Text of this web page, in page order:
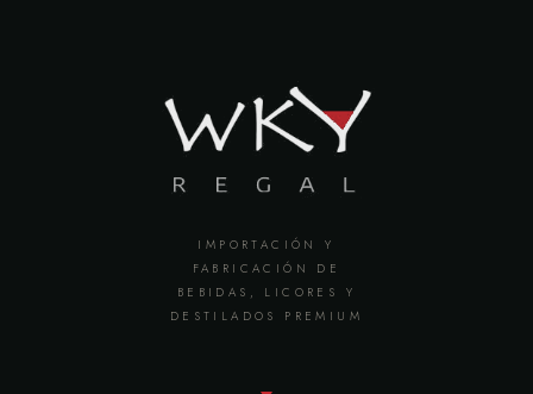
IMPORTACIÓN Y
FABRICACIÓN DE
BEBIDAS, LICORES Y
DESTILADOS PREMIUM